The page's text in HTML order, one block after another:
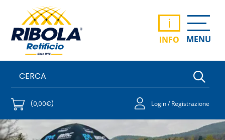
i
INFO MENU
(0,00€) Login / Registrazione